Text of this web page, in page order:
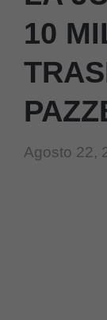
10
Agosto 22,